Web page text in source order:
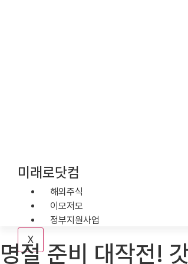
뛰
미래로닷컴
해외주식
이모저모
정부지원사업
X
명절 준비 대작전!